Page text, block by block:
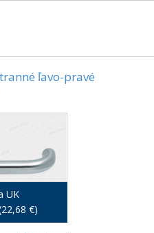
ľavo-pravé
UK
€)